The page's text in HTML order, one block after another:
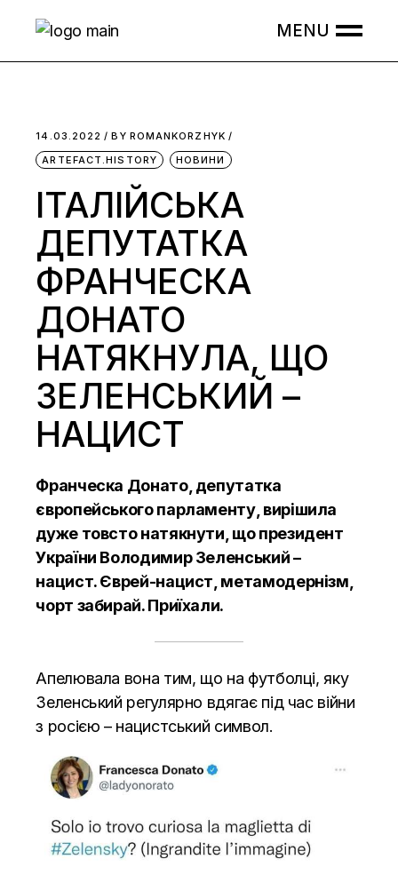
14.03.2022 BY ROMANKORZHYK
ARTEFACT.HISTORY
НОВИНИ
ІТАЛІЙСЬКА
ДЕПУТАТКА
ФРАНЧЕСКА
ДОНАТО
НАТЯКНУЛА, ЩО
ЗЕЛЕНСЬКИЙ –
НАЦИСТ
Франческа Донато, депутатка
європейського парламенту, вирішила
дуже товсто натякнути, що президент
України Володимир Зеленський –
нацист. Єврей-нацист, метамодернізм,
чорт забирай. Приїхали.
Апелювала вона тим, що на футболці, яку
Зеленський регулярно вдягає під час війни
з росією – нацистський символ.